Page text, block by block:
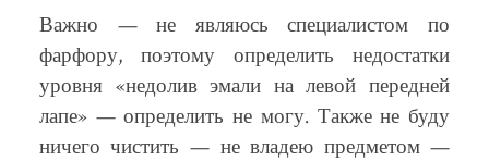
Важно — не являюсь специалистом по
фарфору, поэтому определить недостатки
уровня «недолив эмали на левой передней
лапе» — определить не могу. Также не буду
ничего чистить — не владею предметом —